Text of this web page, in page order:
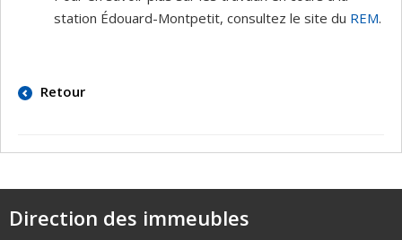
station Édouard-Montpetit, consultez le site du REM.
Retour
Direction des immeubles